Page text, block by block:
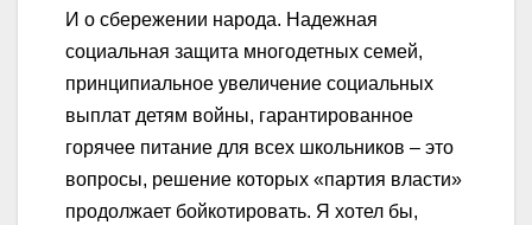
И о сбережении народа. Надежная
социальная защита многодетных семей,
принципиальное увеличение социальных
выплат детям войны, гарантированное
горячее питание для всех школьников – это
вопросы, решение которых «партия власти»
продолжает бойкотировать. Я хотел бы,